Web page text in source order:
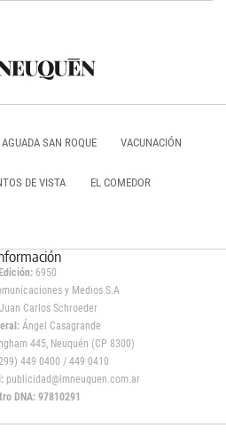
SAN ROQUE VACUNACIÓN
DE VISTA EL COMEDOR
Edición: 6950
y Medios S.A
Juan Carlos Schroeder
Ángel Casagrande
445, Neuquén (CP 8300)
449 0400 / 449 0410
publicidad@lmneuquen.com.ar
DNA: 97810291